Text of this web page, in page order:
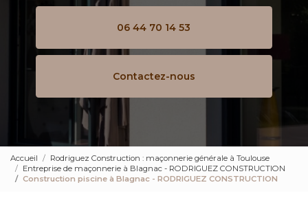
06 44 70 14 53
Contactez-nous
Accueil
Rodriguez Construction : maçonnerie générale à Toulouse
Entreprise de maçonnerie à Blagnac - RODRIGUEZ CONSTRUCTION
Construction piscine à Blagnac - RODRIGUEZ CONSTRUCTION